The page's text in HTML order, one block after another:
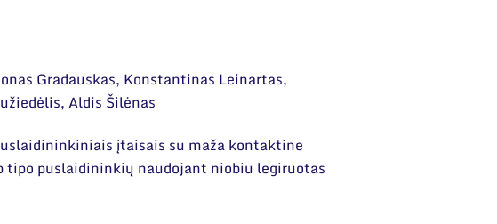
Gradauskas, Konstantinas Leinartas,
Aldis Šilėnas
įtaisais su maža kontaktine
tipo puslaidininkių naudojant niobiu legiruotas